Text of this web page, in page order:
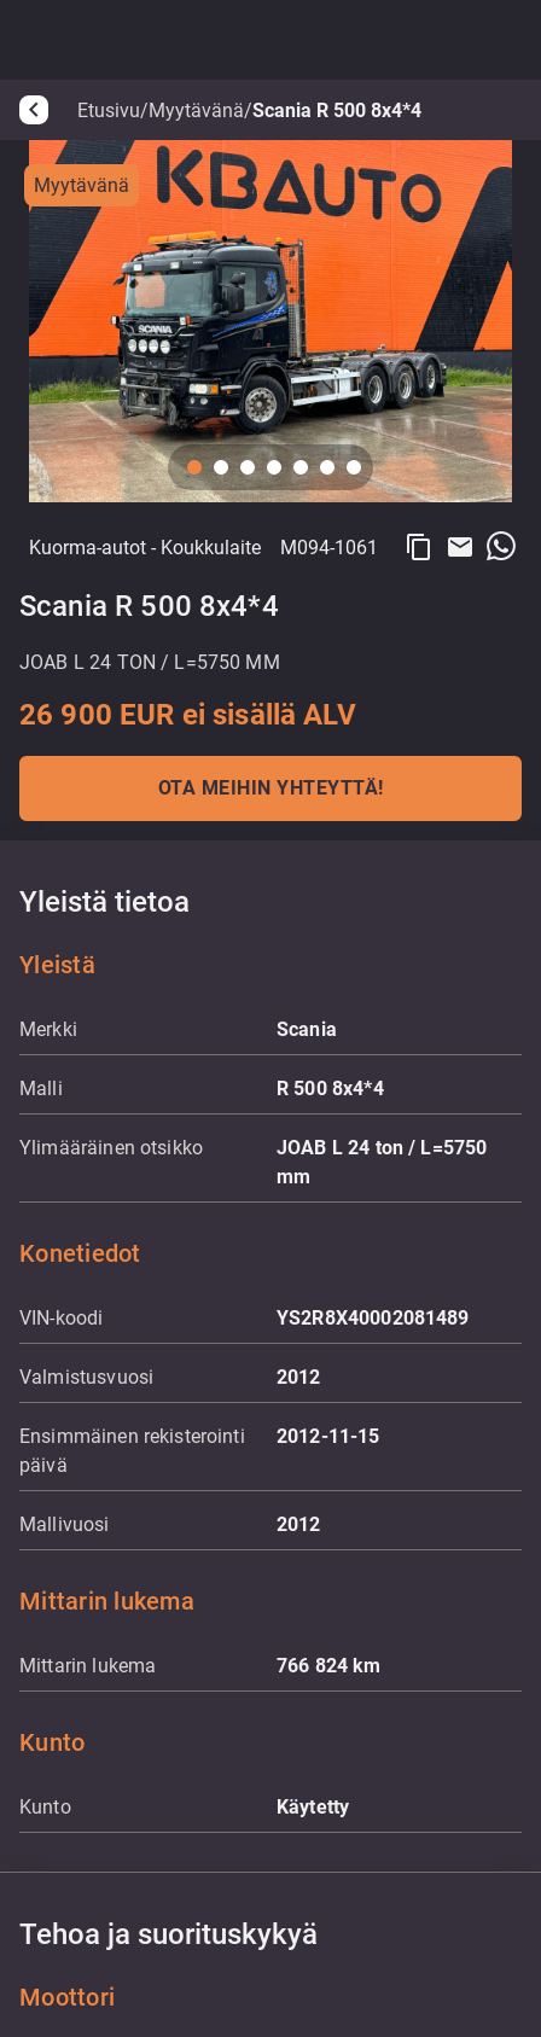
arrow_back_ios Etusivu/Myytävänä/Scania R 500 8x4*4
Myytävänä
Kuorma-autot - Koukkulaite M094-1061 content_copy email
Scania R 500 8x4*4
JOAB L 24 TON / L=5750 MM
26 900 EUR ei sisällä ALV
OTA MEIHIN YHTEYTTÄ!
Yleistä tietoa
Yleistä
Merkki Scania
Malli R 500 8x4*4
Ylimääräinen otsikko
JOAB L 24 ton / L=5750
mm
Konetiedot
VIN-koodi YS2R8X40002081489
Valmistusvuosi 2012
Ensimmäinen rekisterointi
päivä
2012-11-15
Mallivuosi 2012
Mittarin lukema
Mittarin lukema 766 824km
Kunto
Kunto Käytetty
Tehoa ja suorituskykyä
Moottori